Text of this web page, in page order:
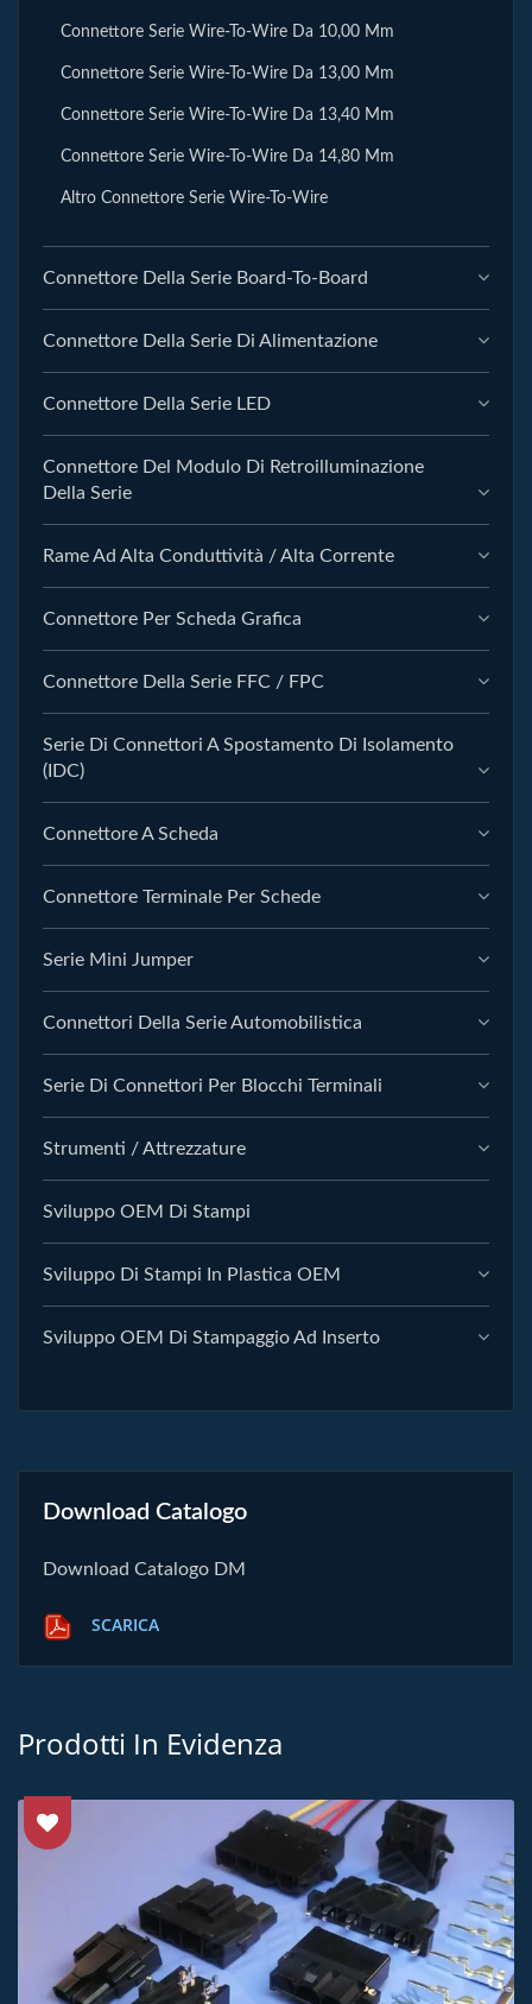
Connettore Serie Wire-To-Wire Da 10,00 Mm
Connettore Serie Wire-To-Wire Da 13,00 Mm
Connettore Serie Wire-To-Wire Da 13,40 Mm
Connettore Serie Wire-To-Wire Da 14,80 Mm
Altro Connettore Serie Wire-To-Wire
Connettore Della Serie Board-To-Board
Connettore Della Serie Di Alimentazione
Connettore Della Serie LED
Connettore Del Modulo Di Retroilluminazione
Della Serie
Rame Ad Alta Conduttività / Alta Corrente
Connettore Per Scheda Grafica
Connettore Della Serie FFC / FPC
Serie Di Connettori A Spostamento Di Isolamento
(IDC)
Connettore A Scheda
Connettore Terminale Per Schede
Serie Mini Jumper
Connettori Della Serie Automobilistica
Serie Di Connettori Per Blocchi Terminali
Strumenti / Attrezzature
Sviluppo OEM Di Stampi
Sviluppo Di Stampi In Plastica OEM
Sviluppo OEM Di Stampaggio Ad Inserto
Download Catalogo
Download Catalogo DM
SCARICA
Prodotti In Evidenza